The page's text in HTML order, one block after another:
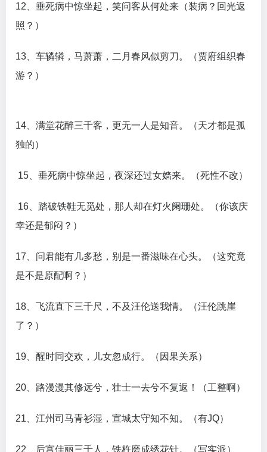
12、垂死病中惊坐起，笑问客从何处来（装病？回光返
照？）
13、车辚辚，马萧萧，二月春风似剪刀。（贾府组织春
游？）
14、满堂花醉三千客，更无一人是知音。（天才都是孤
独的）
15、垂死病中惊坐起，夜深还过女嫱来。（死性不改）
16、踏破铁鞋无觅处，那人却在灯火阑珊处。（你该庆
幸还是郁闷？）
17、问君能有几多愁，别是一番滋味在心头。（这究竟
是不是原配啊？）
18、飞流直下三千尺，不及汪伦送我情。（汪伦跳崖
了？）
19、醒时同交欢，儿女忽成行。（因果关系）
20、路漫漫其修远兮，壮士一去兮不复返！（工整啊）
21、江州司马青衫湿，宣城太守知不知。（有JQ）
22、后宫佳丽三千人，铁杵磨成绣花针。（写实派）